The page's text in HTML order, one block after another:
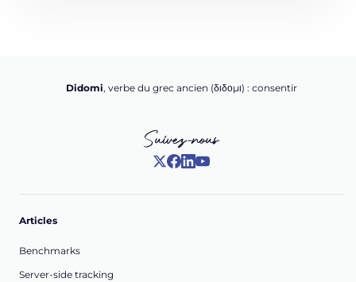
Didomi, verbe du grec ancien (δ‌‌ιδο‌μι) : consentir
Suivez-nous
Articles
Benchmarks
Server-side tracking